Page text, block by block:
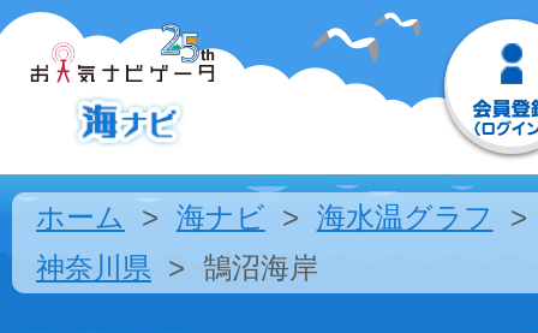
ホーム 海ナビ
海水温グラフ
神奈川県
鵠沼海岸